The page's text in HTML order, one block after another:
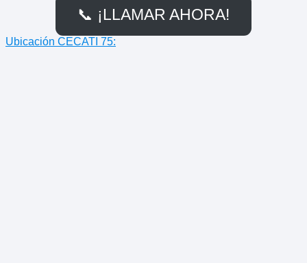
📞 ¡LLAMAR AHORA!
Ubicación CECATI 75: